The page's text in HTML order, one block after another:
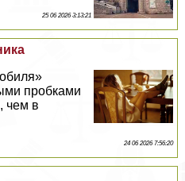
25 06 2026 3:13:21
пробками
чем в
24 06 2026 7:56:20